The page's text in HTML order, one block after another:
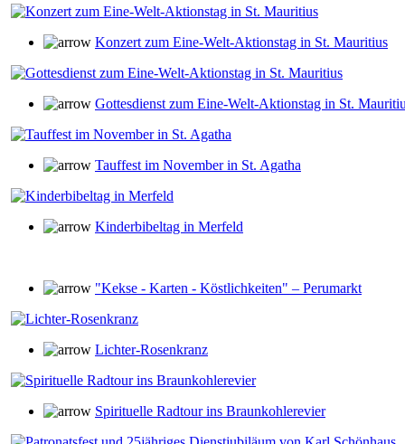
Konzert zum Eine-Welt-Aktionstag in St. Mauritius
Gottesdienst zum Eine-Welt-Aktionstag in St.
Tauffest im November in St. Agatha
Kinderbibeltag in Merfeld
"Kekse - Karten - Köstlichkeiten" – Perumarkt
Lichter-Rosenkranz
Spirituelle Radtour ins Braunkohlerevier